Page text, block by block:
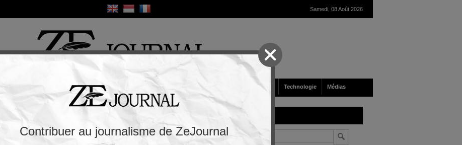
Samedi, 08 Août 2026
Religion Sport France / Europe Société Technologie Médias
sont les vrais fascistes ?
Contribuer au journalisme de ZeJournal